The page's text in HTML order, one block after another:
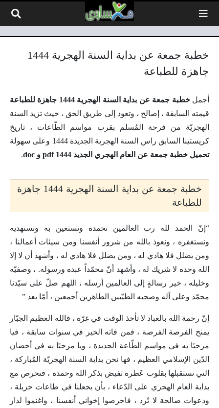
خطبة جمعة عن بداية السنة الهجرية 1444
جاهزة للطباعة
أجملخطبة جمعة عن بداية السنة الهجرية 1444 جاهزة للطباعة
قيمته السابقة ، إصالح ، وتعود إلى طريق الحق ، حيث تزيد السنة
الهجريّة من فرحة المُسلم بقرب مواسم الطّاعات ، تاريخ
كريستينا السابق راس السنة الهجرية الجديدة 1444 وعلى سهولة
تحميل خطبة جمعة عن العام الهجري الجديد 1444 pdf و doc
.
خطبة جمعة عن بداية السنة الهجرية 1444 جاهزة
للطباعة
“إنّ الحمد لله رب العالمين نحمده ونستعين به ونستهديه
ونستغفره ، ونعوذ بالله من شرور أنفسنا ومن سيئات أعمالنا ،
ومن يضلل فلا هادي له ، ومن يضلل فلا هادي له ، وأشهد أن لا إلا
الله وحده لا شريك له ، وأشهد أنّ محمّداً عبده ورسوله. ، وصفيّه
وخليله ، خير رسالةٍ إلى العالمين أرسله ، اللهم صلّ على سيّدنا
محمّد وعلى آله وصحبه الطيّبين الطاهرين أجمعين ، أمّا بعد ”
إنّ رحمة الله بالعباد لا تأخذ الوقت في غرّة ، فالله العظيم الجبّار
يمنح الفرصة الفرصة ، فمن فاته الخير في سنوات سابقة ، فيا
مرحبًا به في مواسم الطّاعة الجديدة ، ويا ​​مرحبًا به في أحضان
الدّين الإسلامي العظيم ، فها نحن بداية السنة الهجريّة المُباركة ،
التي نستقبلها بقلوب عَطرة تفيض بذكر الله وحمده ، فنحرص مع
بداية العام الهجري على الدّعاء ، بأن يجعلنا في طاعات جزيلة ،
ودعوات صالحة لا تُرد ، فاحرصوا إخواني أنفسنا ، واغنموا لدار